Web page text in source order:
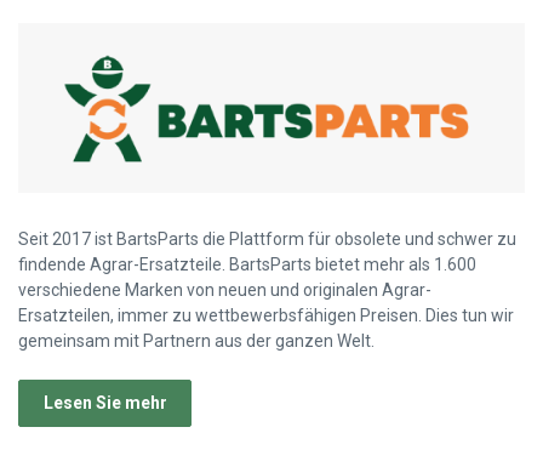
Seit 2017 ist BartsParts die Plattform für obsolete und schwer zu
findende Agrar-Ersatzteile. BartsParts bietet mehr als 1.600
verschiedene Marken von neuen und originalen Agrar-
Ersatzteilen, immer zu wettbewerbsfähigen Preisen. Dies tun wir
gemeinsam mit Partnern aus der ganzen Welt.
Lesen Sie mehr